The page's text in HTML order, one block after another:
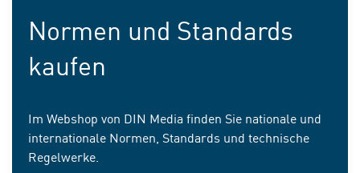
Normen und Standards
kaufen
Im Webshop von DIN Media finden Sie nationale und
internationale Normen, Standards und technische
Regelwerke.